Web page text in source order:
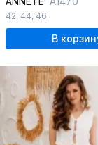
42, 44, 46
В